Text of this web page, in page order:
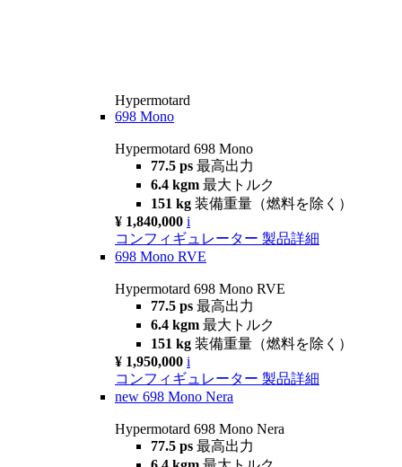
Hypermotard
698 Mono
Hypermotard 698 Mono
77.5 ps 最高出力
6.4 kgm 最大トルク
151 kg 装備重量（燃料を除く）
¥ 1,840,000 i
コンフィギュレーター 製品詳細
698 Mono RVE
Hypermotard 698 Mono RVE
77.5 ps 最高出力
6.4 kgm 最大トルク
151 kg 装備重量（燃料を除く）
¥ 1,950,000 i
コンフィギュレーター 製品詳細
new 698 Mono Nera
Hypermotard 698 Mono Nera
77.5 ps 最高出力